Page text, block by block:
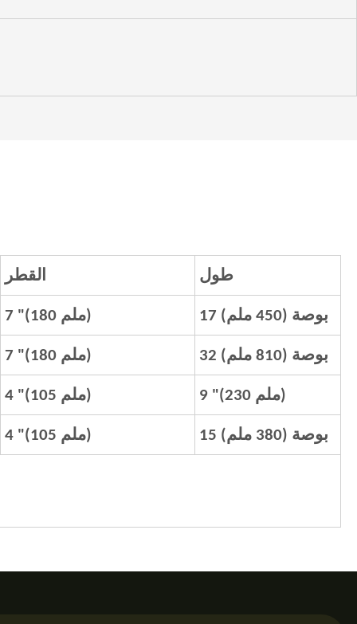
القطر طول
7 "(180 ملم) 17 بوصة (450 ملم)
7 "(180 ملم) 32 بوصة (810 ملم)
4 "(105 ملم) 9 "(230 ملم)
4 "(105 ملم) 15 بوصة (380 ملم)